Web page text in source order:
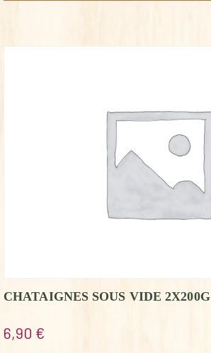
CHATAIGNES SOUS VIDE 2X200G
6,90 €